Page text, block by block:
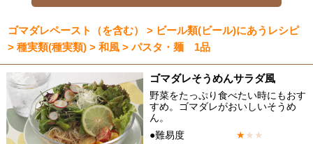
ゴマダレペースト（を含む） > ビール類(ビール)にあうレシピ
> 種実類(種実類) > 和風 > パスタ・麺 1品
ゴマダレそうめんサラダ風
野菜をたっぷり食べたい時にもおす
すめ。ゴマダレがおいしいそうめ
ん。
●難易度
★★ ★